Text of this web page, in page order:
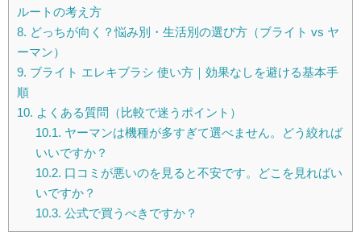
ルートの考え方
8. どっちが向く？悩み別・生活別の選び方（ブライト vs ヤ
ーマン）
9. ブライト エレキブラシ 使い方｜効果なしを避ける基本手
順
10. よくある質問（比較で迷うポイント）
10.1. ヤーマンは機種が多すぎて選べません。どう絞れば
いいですか？
10.2. 口コミが悪いのを見ると不安です。どこを見ればい
いですか？
10.3. 公式で買うべきですか？